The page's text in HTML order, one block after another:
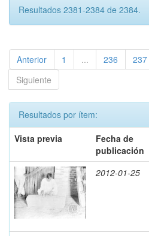
Resultados 2381-2384 de 2384.
Anterior 1 ... 236 237
Siguiente
Resultados por ítem:
Vista previa
Fecha de
publicación
2012-01-25